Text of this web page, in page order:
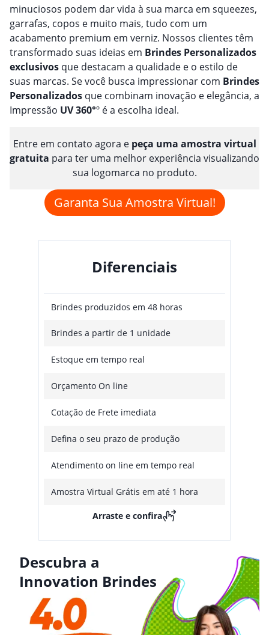
minuciosos podem dar vida à sua marca em squeezes,
garrafas, copos e muito mais, tudo com um
acabamento premium em verniz. Nossos clientes têm
transformado suas ideias em Brindes Personalizados
exclusivos que destacam a qualidade e o estilo de
suas marcas. Se você busca impressionar com Brindes
Personalizados que combinam inovação e elegância, a
Impressão UV 360°º é a escolha ideal.
Entre em contato agora e peça uma amostra virtual
gratuita para ter uma melhor experiência visualizando
sua logomarca no produto.
Garanta Sua Amostra Virtual!
Diferenciais
Brindes produzidos em 48 horas
Brindes a partir de 1 unidade
Estoque em tempo real
Orçamento On line
Cotação de Frete imediata
Defina o seu prazo de produção
Atendimento on line em tempo real
Amostra Virtual Grátis em até 1 hora
Arraste e confira
Descubra a
Innovation Brindes